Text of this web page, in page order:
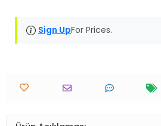
Sign UpFor Prices.